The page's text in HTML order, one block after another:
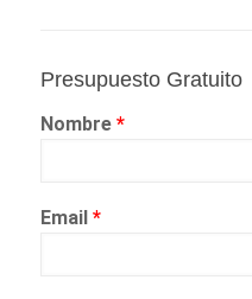
Presupuesto Gratuito
Nombre *
Email *